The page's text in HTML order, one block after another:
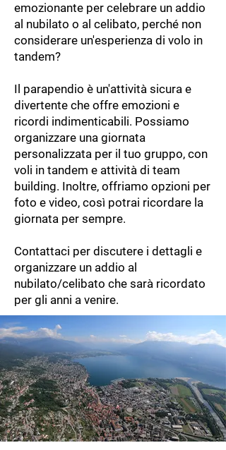
emozionante per celebrare un addio
al nubilato o al celibato, perché non
considerare un'esperienza di volo in
tandem?
Il parapendio è un'attività sicura e
divertente che offre emozioni e
ricordi indimenticabili. Possiamo
organizzare una giornata
personalizzata per il tuo gruppo, con
voli in tandem e attività di team
building. Inoltre, offriamo opzioni per
foto e video, così potrai ricordare la
giornata per sempre.
Contattaci per discutere i dettagli e
organizzare un addio al
nubilato/celibato che sarà ricordato
per gli anni a venire.